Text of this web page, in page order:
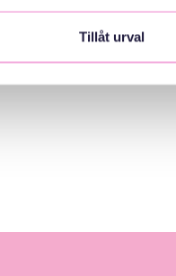
Tillåt urval